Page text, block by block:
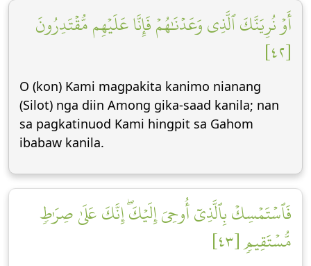
أَوۡ نُرِيَنَّكَ ٱلَّذِي وَعَدۡنَٰهُمۡ فَإِنَّا عَلَيۡهِم مُّقۡتَدِرُونَ
[٤٢]
O (kon) Kami magpakita kanimo nianang
(Silot) nga diin Among gika-saad kanila; nan
sa pagkatinuod Kami hingpit sa Gahom
ibabaw kanila.
فَٱسۡتَمۡسِكۡ بِٱلَّذِيٓ أُوحِيَ إِلَيۡكَۖ إِنَّكَ عَلَىٰ صِرَٰطٖ
مُّسۡتَقِيمٖ [٤٣]